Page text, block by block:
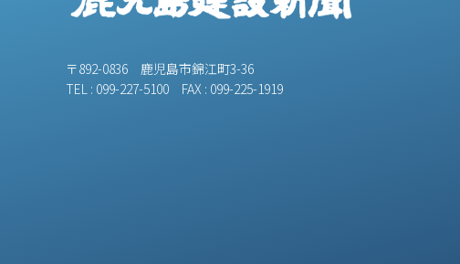
〒892-0836 鹿児島市錦江町3-36
TEL : 099-227-5100 FAX : 099-225-1919